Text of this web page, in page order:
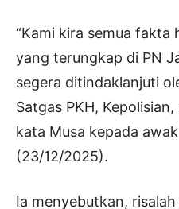
“Kami kira semua fakta
yang terungkap di PN
segera ditindaklanjuti
Satgas PKH,
kata Musa kepada
(23/12/2025).
Ia menyebutkan,